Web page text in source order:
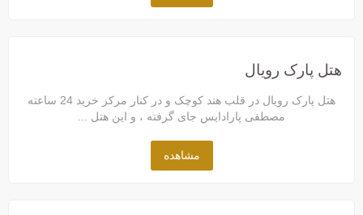
هتل پارک رویال
هتل پارک رویال در قلب هند کوچک و در کنار مرکز ​​خرید 24 ساعته
مصطفی پارادایس جای گرفته ، و این هتل ...
مشاهده